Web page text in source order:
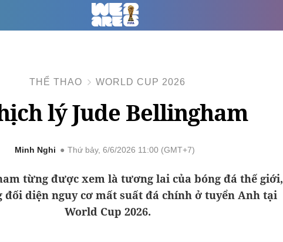
THỂ THAO WORLD CUP 2026
lý Jude Bellingham
Minh Nghi Thứ bảy, 6/6/2026 11:00 (GMT+7)
từng được xem là tương lai của bóng đá thế giới,
đối diện nguy cơ mất suất đá chính ở tuyển Anh tại
World Cup 2026.